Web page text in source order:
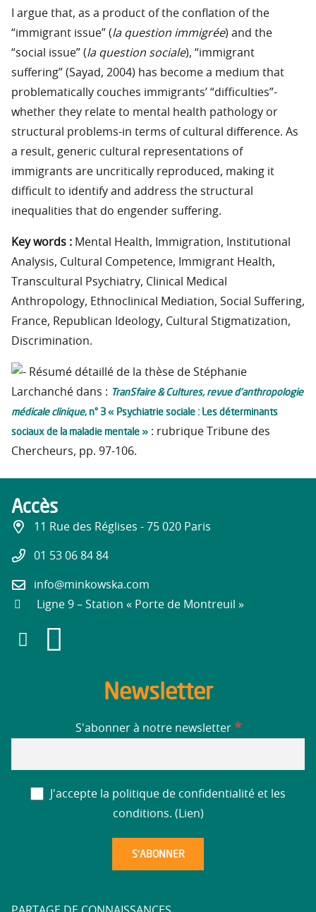
I argue that, as a product of the conflation of the
“immigrant issue” (la question immigrée) and the
“social issue” (la question sociale), “immigrant
suffering” (Sayad, 2004) has become a medium that
problematically couches immigrants’ “difficulties”-
whether they relate to mental health pathology or
structural problems-in terms of cultural difference. As
a result, generic cultural representations of
immigrants are uncritically reproduced, making it
difficult to identify and address the structural
inequalities that do engender suffering.
Key words : Mental Health, Immigration, Institutional
Analysis, Cultural Competence, Immigrant Health,
Transcultural Psychiatry, Clinical Medical
Anthropology, Ethnoclinical Mediation, Social Suffering,
France, Republican Ideology, Cultural Stigmatization,
Discrimination.
Résumé détaillé de la thèse de Stéphanie
Larchanché dans : TranSfaire & Cultures, revue d’anthropologie
médicale clinique, n° 3 « Psychiatrie sociale : Les déterminants
sociaux de la maladie mentale » : rubrique Tribune des
Chercheurs, pp. 97-106.
Accès
11 Rue des Réglises - 75 020 Paris
01 53 06 84 84
info@minkowska.com
Ligne 9 – Station « Porte de Montreuil »
Newsletter
S'abonner à notre newsletter *
J'accepte la politique de confidentialité et les
conditions. ( Lien)